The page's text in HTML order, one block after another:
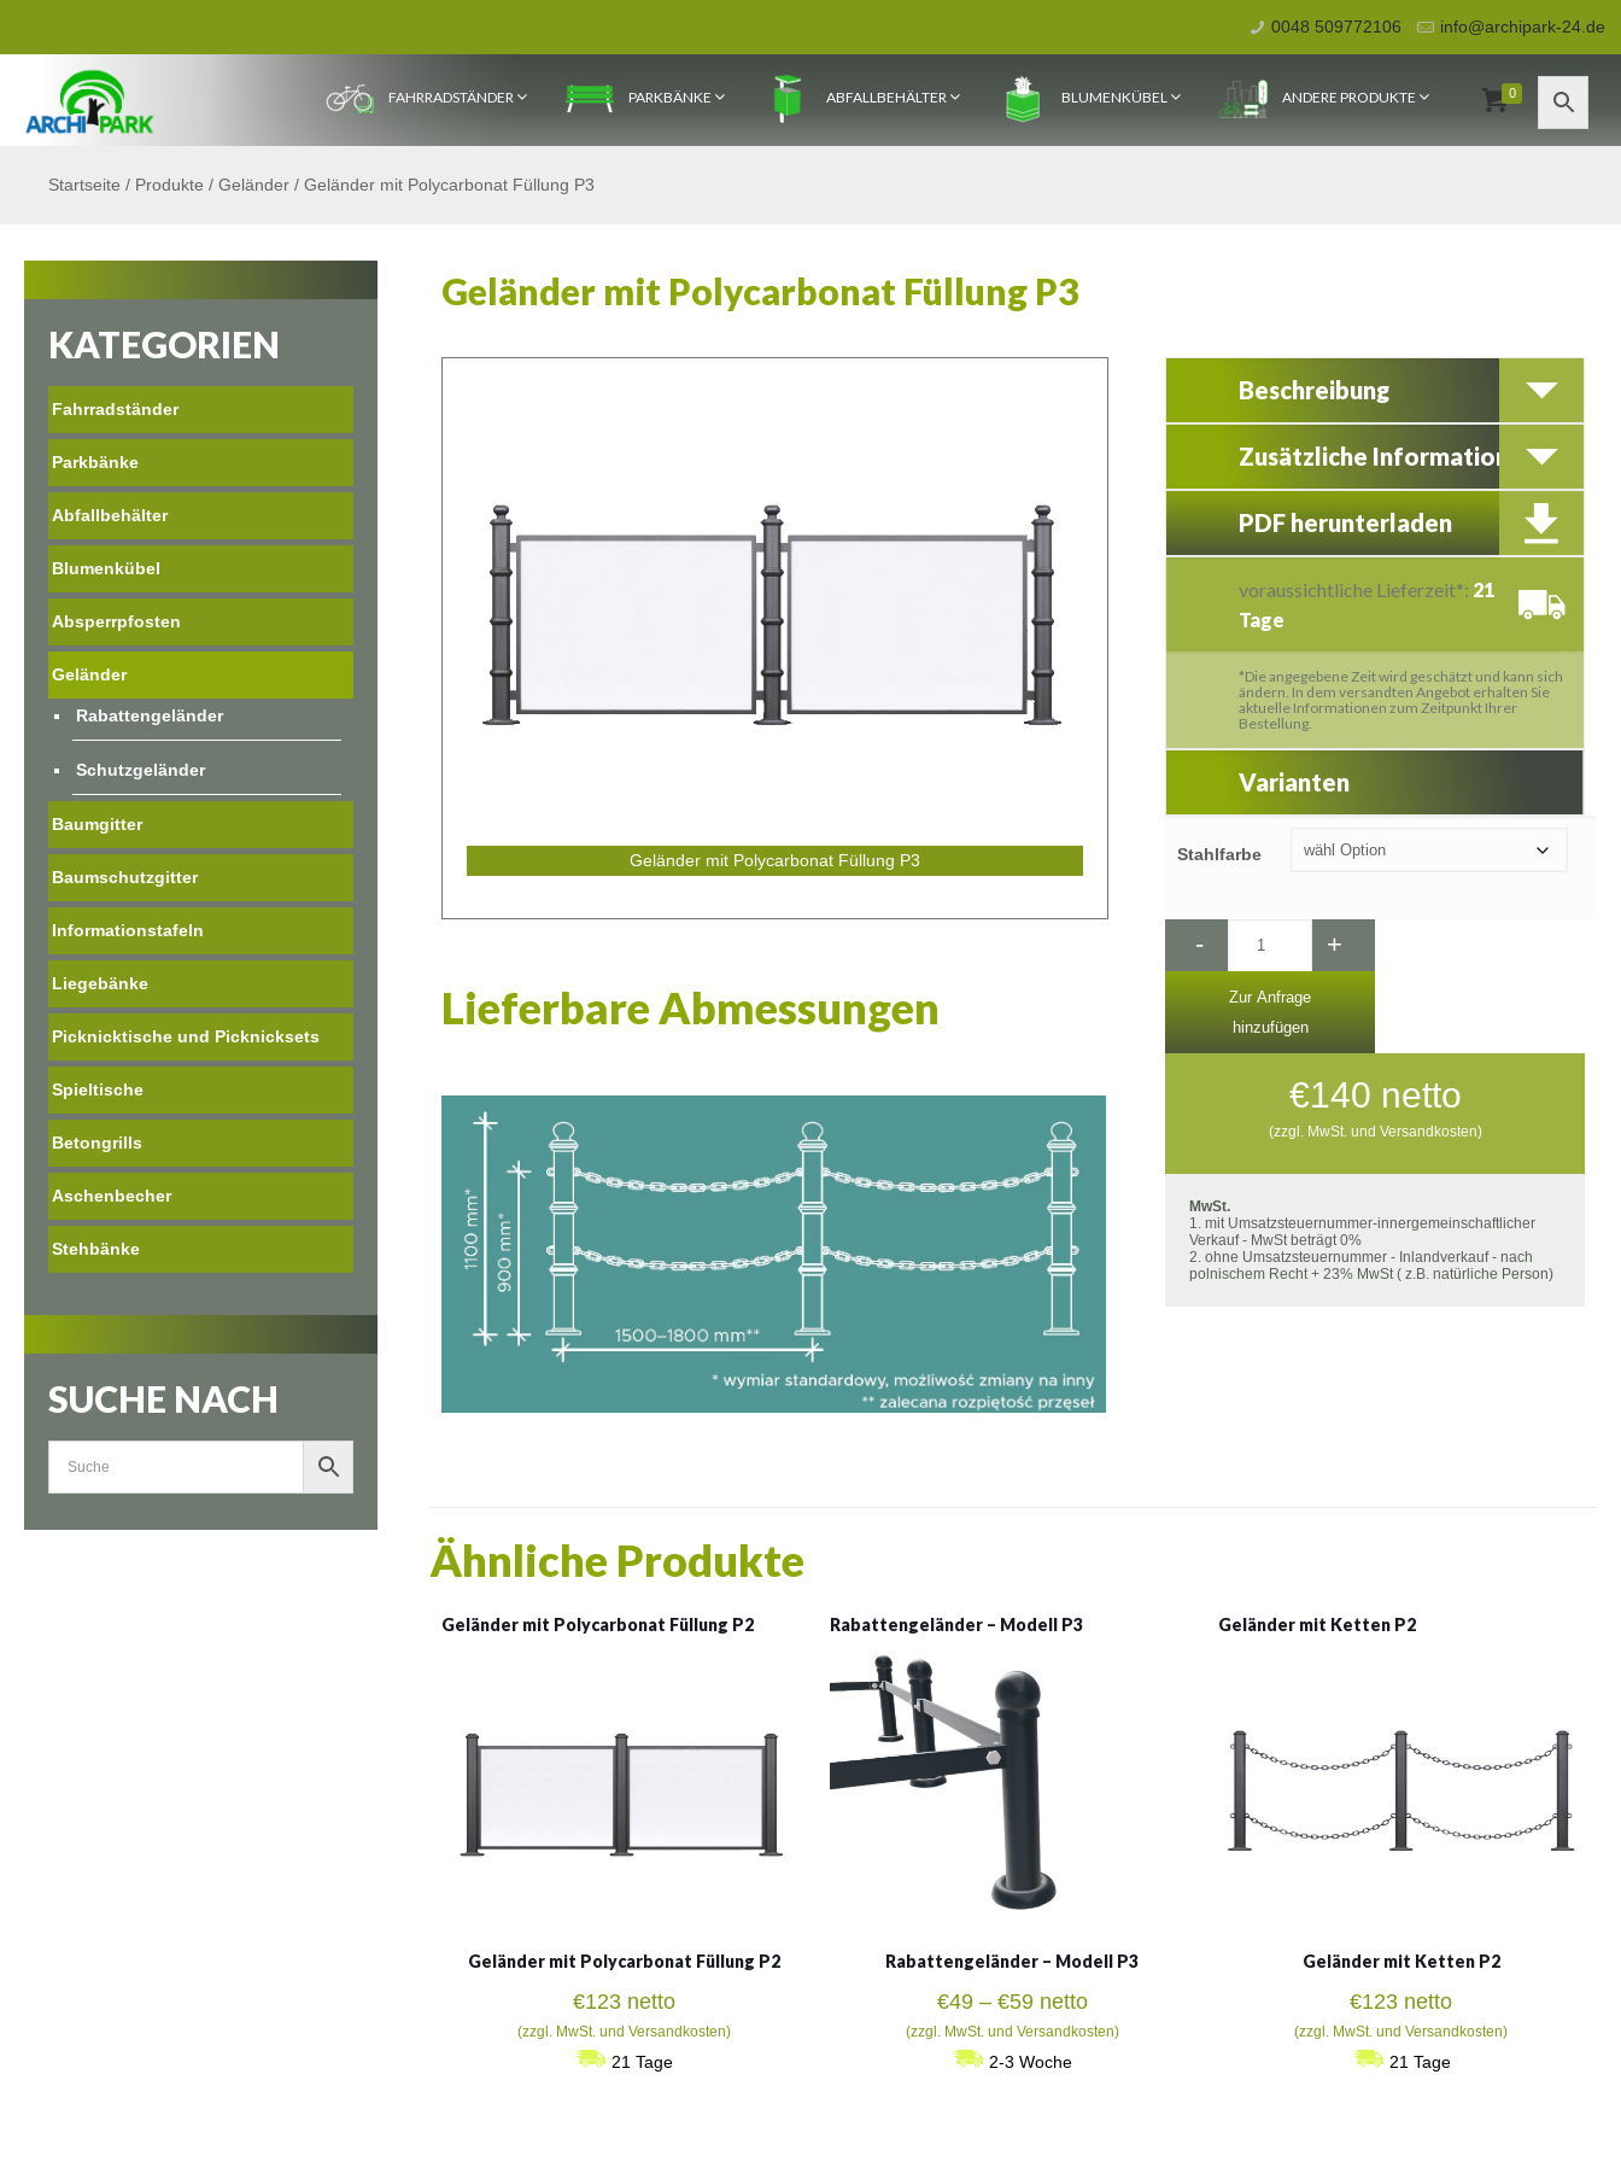
0048 509772106 info@archipark-24.de
FAHRRADSTÄNDER PARKBÄNKE ABFALLBEHÄLTER BLUMENKÜBEL ANDERE PRODUKTE 0
Startseite / Produkte / Geländer / Geländer mit Polycarbonat Füllung P3
Geländer mit Polycarbonat Füllung P3
Geländer mit Polycarbonat Füllung P3
Lieferbare Abmessungen
Beschreibung
Zusätzliche Information
PDF herunterladen
voraussichtliche Lieferzeit*: 21
Tage
*Die angegebene Zeit wird geschätzt und kann sich
ändern. In dem versandten Angebot erhalten Sie
aktuelle Informationen zum Zeitpunkt Ihrer
Bestellung.
Varianten
Stahlfarbe
- +
Zur Anfrage
hinzufügen
€140 netto
(zzgl. MwSt. und Versandkosten)
MwSt.
1. mit Umsatzsteuernummer-innergemeinschaftlicher
Verkauf - MwSt beträgt 0%
2. ohne Umsatzsteuernummer - Inlandverkauf - nach
polnischem Recht + 23% MwSt ( z.B. natürliche Person)
Ähnliche Produkte
Geländer mit Polycarbonat Füllung P2
Geländer mit Polycarbonat Füllung P2
€123 netto
(zzgl. MwSt. und Versandkosten)
21 Tage
Rabattengeländer – Modell P3
Rabattengeländer – Modell P3
€49 – €59Preisspanne:
€49
bis
netto
(zzgl. MwSt. und Versandkosten)
2-3 Woche
Geländer mit Ketten P2
Geländer mit Ketten P2
€123 netto
(zzgl. MwSt. und Versandkosten)
21 Tage
KATEGORIEN
Fahrradständer
Parkbänke
Abfallbehälter
Blumenkübel
Absperrpfosten
Geländer
Rabattengeländer
Schutzgeländer
Baumgitter
Baumschutzgitter
Informationstafeln
Liegebänke
Picknicktische und Picknicksets
Spieltische
Betongrills
Aschenbecher
Stehbänke
SUCHE NACH